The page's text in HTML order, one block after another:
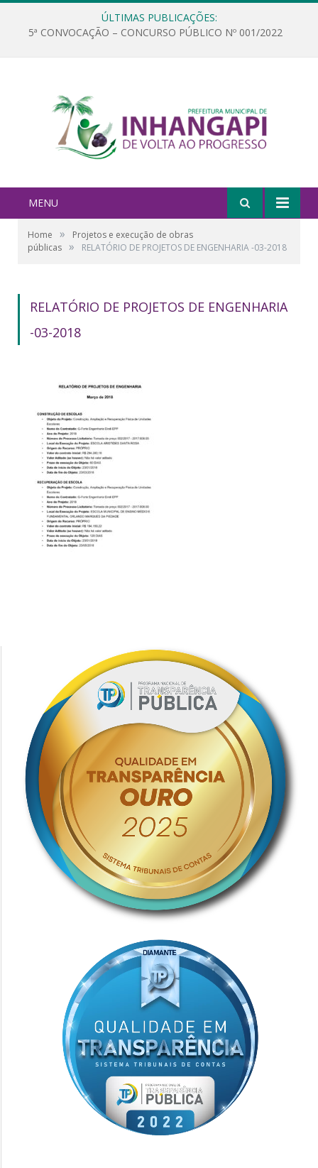
ÚLTIMAS PUBLICAÇÕES:
5ª CONVOCAÇÃO – CONCURSO PÚBLICO Nº 001/2022
MENU
Home »
Projetos e execução de obras
públicas » RELATÓRIO DE PROJETOS DE ENGENHARIA -03-2018
RELATÓRIO DE PROJETOS DE ENGENHARIA
-03-2018